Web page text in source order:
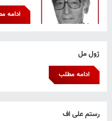
ادامه
ژول مل
ادامه مطلب
رستم علی اف